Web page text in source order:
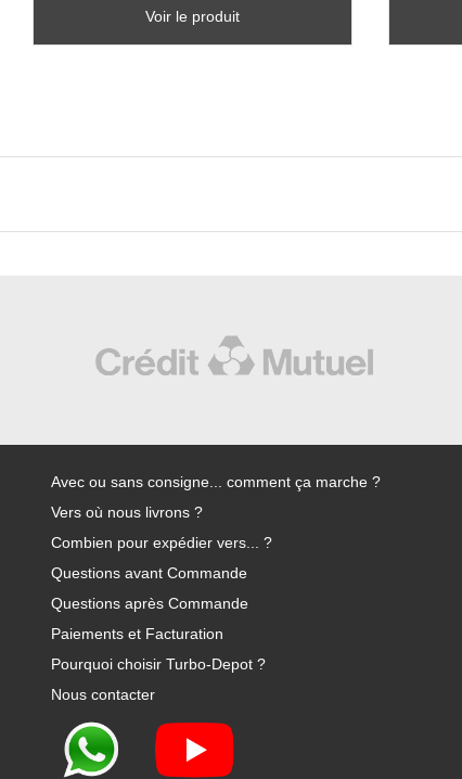
Voir le produit
Avec ou sans consigne... comment ça marche ?
Vers où nous livrons ?
Combien pour expédier vers... ?
Questions avant Commande
Questions après Commande
Paiements et Facturation
Pourquoi choisir Turbo-Depot ?
Nous contacter